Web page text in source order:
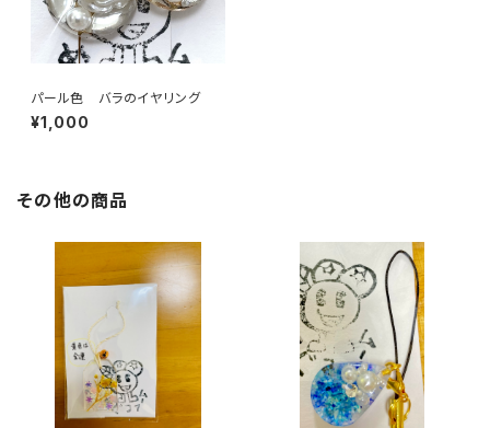
パール色 バラのイヤリング
¥1,000
その他の商品